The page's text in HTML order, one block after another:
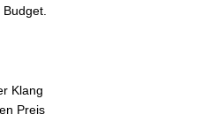
Klang
Preis